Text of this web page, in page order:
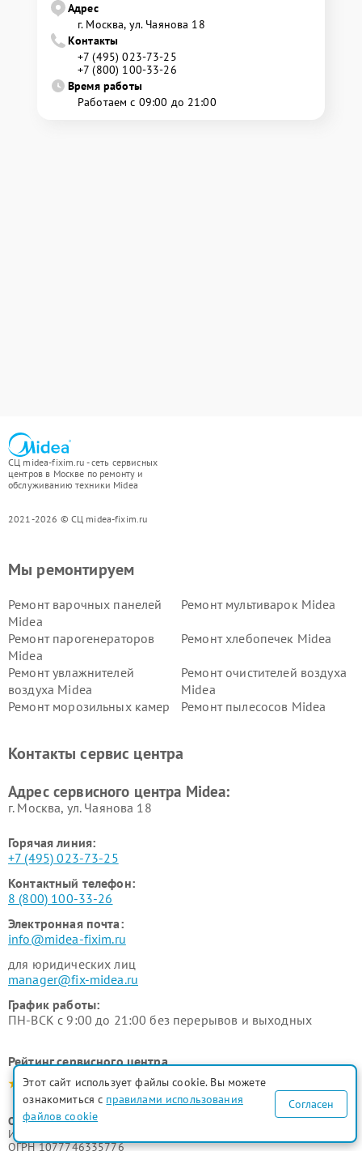
Адрес
г. Москва, ул. Чаянова 18
Контакты
+7 (495) 023-73-25
+7 (800) 100-33-26
Время работы
Работаем с 09:00 до 21:00
СЦ midea-fixim.ru - сеть сервисных
центров в Москве по ремонту и
обслуживанию техники Midea
2021-2026 © СЦ midea-fixim.ru
Мы ремонтируем
Ремонт варочных панелей
Midea
Ремонт мультиварок Midea
Ремонт парогенераторов
Midea
Ремонт хлебопечек Midea
Ремонт увлажнителей
воздуха Midea
Ремонт очистителей воздуха
Midea
Ремонт морозильных камер
Ремонт пылесосов Midea
пылесосов Midea
Midea
Контакты сервис центра
Адрес сервисного центра Midea:
г. Москва, ул. Чаянова 18
Горячая линия:
+7 (495) 023-73-25
Контактный телефон:
8 (800) 100-33-26
Электронная почта:
info@midea-fixim.ru
для юридических лиц
manager@fix-midea.ru
График работы:
ПН-ВСК с 9:00 до 21:00 без перерывов и выходных
Рейтинг сервисного центра
4.9-5.0
ООО "Русервис"
ИНН 7702633247
ОГРН 1077746335776
Этот сайт использует файлы cookie. Вы можете
ознакомиться с правилами использования
файлов cookie
Согласен